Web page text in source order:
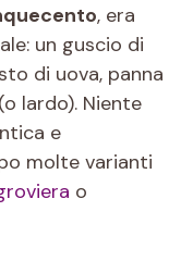
, era
un guscio di
di uova, panna
lardo). Niente
e
molte varianti
o